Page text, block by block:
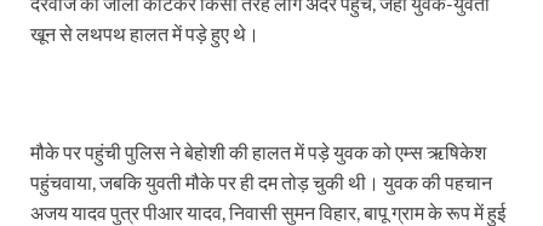
खून से लथपथ हालत में पड़े हुए थे।
मौके पर पहुंची पुलिस ने बेहोशी की हालत में पड़े युवक को एम्स ऋषिकेश
पहुंचवाया, जबकि युवती मौके पर ही दम तोड़ चुकी थी। युवक की पहचान
अजय यादव पुत्र पीआर यादव, निवासी सुमन विहार, बापू ग्राम के रूप में हुई